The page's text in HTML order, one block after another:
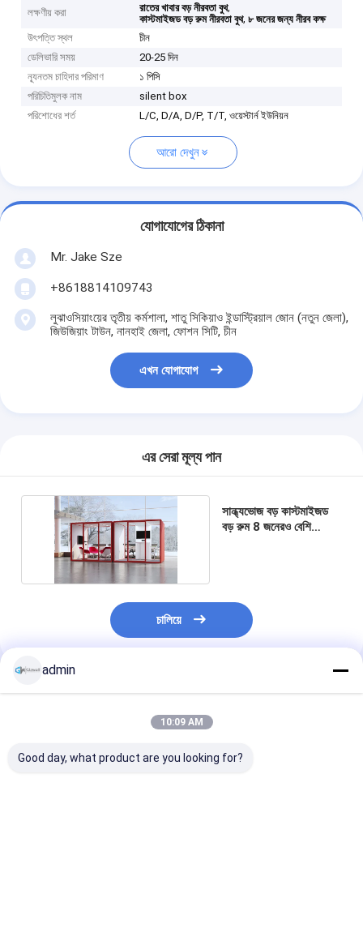
লক্ষণীয় করা রাতের খাবার বড় নীরবতা বুথ,
কাস্টমাইজড বড় রুম নীরবতা বুথ,৮ জনের জন্য নীরব কক্ষ
উৎপত্তি স্থল
চীন
ডেলিভারি সময়
20-25 দিন
ন্যূনতম চাহিদার পরিমাণ
১ পিসি
পরিচিতিমুলক নাম
silent box
পরিশোধের শর্ত
L/C, D/A, D/P, T/T, ওয়েস্টার্ন ইউনিয়ন
আরো দেখুন
যোগাযোগের ঠিকানা
Mr. Jake Sze
+8618814109743
লুঝাওসিয়াংয়ের তৃতীয় কর্মশালা, শাতু সিকিয়াও ইন্ডাস্ট্রিয়াল জোন (নতুন জেলা),
জিউজিয়াং টাউন, নানহাই জেলা, ফোশন সিটি, চীন
এখন যোগাযোগ
এর সেরা মূল্য পান
সান্ধ্যভোজ বড় কাস্টমাইজড
বড় রুম 8 জনেরও বেশি
চালিয়ে
প্রস্তাবিত পণ্য
admin
10:09 AM
Good day, what product are you looking for?